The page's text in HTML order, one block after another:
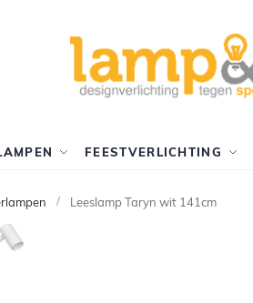
FEESTVERLICHTING
Leeslamp Taryn wit 141cm